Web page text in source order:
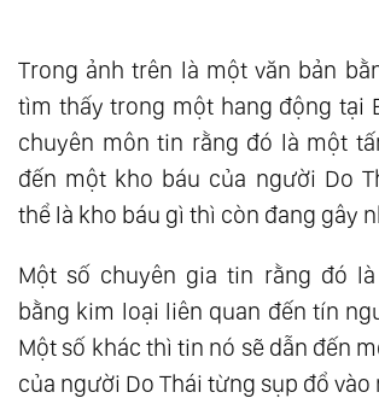
Trong ảnh trên là một văn bản
tìm thấy trong một hang động tại
chuyên môn tin rằng đó là một
đến một kho báu của người Do
thể là kho báu gì thì còn đang gây
Một số chuyên gia tin rằng đó
bằng kim loại liên quan đến tín
Một số khác thì tin nó sẽ dẫn đến
của người Do Thái từng sụp đổ vào